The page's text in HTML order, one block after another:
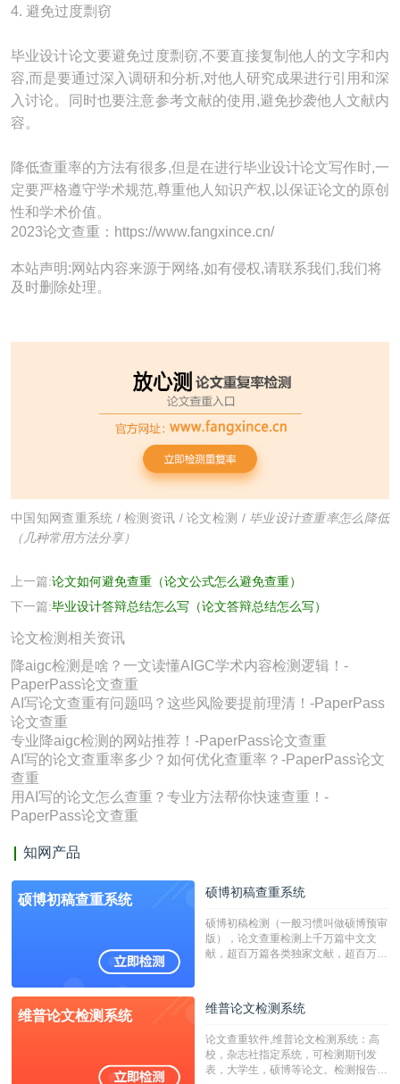
4. 避免过度剽窃
毕业设计论文要避免过度剽窃,不要直接复制他人的文字和内
容,而是要通过深入调研和分析,对他人研究成果进行引用和深
入讨论。同时也要注意参考文献的使用,避免抄袭他人文献内
容。
降低查重率的方法有很多,但是在进行毕业设计论文写作时,一
定要严格遵守学术规范,尊重他人知识产权,以保证论文的原创
性和学术价值。
2023论文查重：https://www.fangxince.cn/
本站声明:网站内容来源于网络,如有侵权,请联系我们,我们将
及时删除处理。
中国知网查重系统 /检测资讯 / 论文检测 / 毕业设计查重率怎么降低
（几种常用方法分享）
上一篇:论文如何避免查重（论文公式怎么避免查重）
下一篇:毕业设计答辩总结怎么写（论文答辩总结怎么写）
论文检测相关资讯
降aigc检测是啥？一文读懂AIGC学术内容检测逻辑！-
PaperPass论文查重
AI写论文查重有问题吗？这些风险要提前理清！-PaperPass
论文查重
专业降aigc检测的网站推荐！-PaperPass论文查重
AI写的论文查重率多少？如何优化查重率？-PaperPass论文
查重
用AI写的论文怎么查重？专业方法帮你快速查重！-
PaperPass论文查重
知网产品
硕博初稿查重系统 硕博初稿查重系统
硕博初稿检测（一般习惯叫做硕博预审
版），论文查重检测上千万篇中文文
献，超百万篇各类独家文献，超百万港
校用来检测硕博论文的系统，检测范围
广，数据来源真实，检测算法合理!本
字符数30万）
维普论文检测系统 维普论文检测系统
论文查重软件,维普论文检测系统：高
校，杂志社指定系统，可检测期刊发
表，大学生，硕博等论文。检测报告支